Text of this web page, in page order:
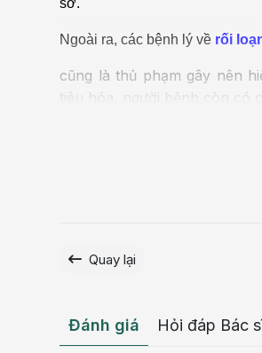
sở.
Ngoài ra, các bệnh lý về rối
cũng là thủ phạm gây nên
tiêu hóa, người bệnh còn có
Khi cơ thể mệt mỏi sẽ rất dễ
từ trẻ em đến người lớn. Về
Quay lại
Đánh giá Hỏi đáp Bác